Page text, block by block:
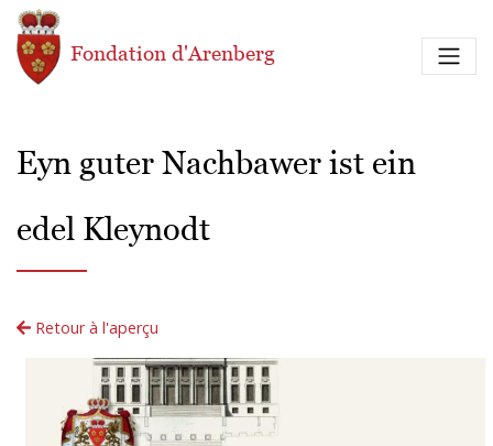
Aller au contenu principal
Fondation d'Arenberg
Eyn guter Nachbawer ist ein
edel Kleynodt
Retour à l'aperçu